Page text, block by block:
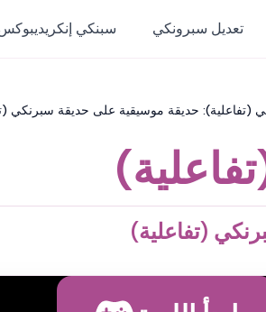
سبنكي تعديل سبرونكي
(تفاعلية): حديقة موسيقية على حديقة سبرنكي
(تفاعلية)